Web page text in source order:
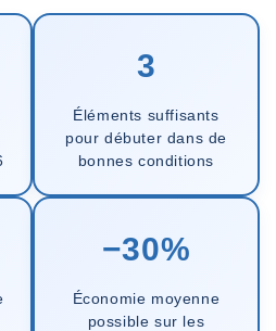
3
Éléments suffisants
pour débuter dans de
bonnes conditions
−30%
Économie moyenne
possible sur les